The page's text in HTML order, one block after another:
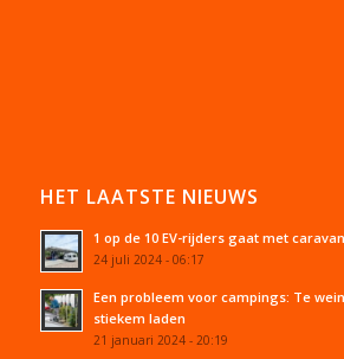
HET LAATSTE NIEUWS
1 op de 10 EV-rijders gaat met
24 juli 2024 - 06:17
Een probleem voor campings: Te
stiekem laden
21 januari 2024 - 20:19